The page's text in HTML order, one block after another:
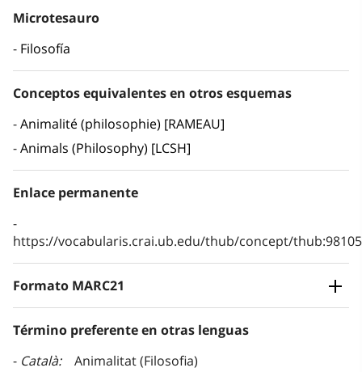
Microtesauro
Filosofía
Conceptos equivalentes en otros esquemas
Animalité (philosophie) [RAMEAU]
Animals (Philosophy) [LCSH]
Enlace permanente
https://vocabularis.crai.ub.edu/thub/concept/
Formato MARC21
Término preferente en otras lenguas
Català
Animalitat (Filosofia)